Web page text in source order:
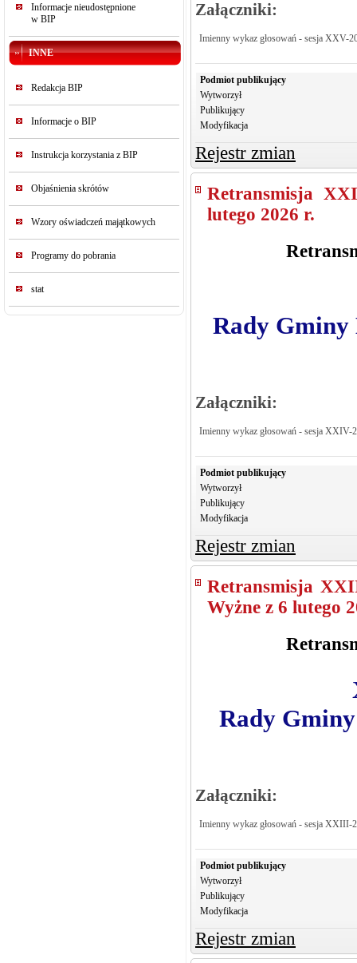
Informacje nieudostępnione
w BIP
INNE
Redakcja BIP
Informacje o BIP
Instrukcja korzystania z BIP
Objaśnienia skrótów
Wzory oświadczeń majątkowych
Programy do pobrania
stat
Załączniki:
Imienny wykaz głosowań - sesja XXV-
Podmiot publikujący
Wytworzył
Publikujący
Modyfikacja
Rejestr zmian
Retransmisja
lutego 2026 r.
Rady Gminy
Załączniki:
Imienny wykaz głosowań - sesja XXIV-
Podmiot publikujący
Wytworzył
Publikujący
Modyfikacja
Rejestr zmian
Retransmisja
Wyżne z 6 lutego
Rady
Załączniki:
Imienny wykaz głosowań - sesja XXIII-
Podmiot publikujący
Wytworzył
Publikujący
Modyfikacja
Rejestr zmian